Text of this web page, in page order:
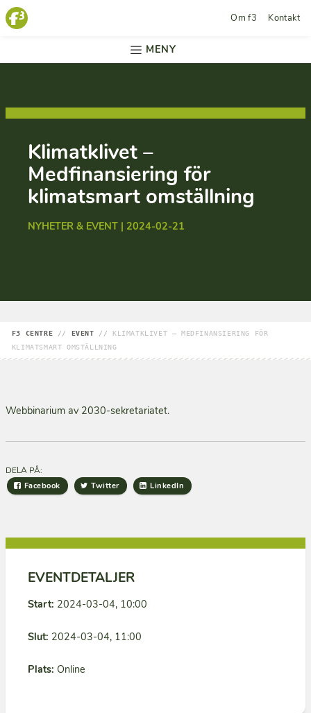
Om f3 Kontakt
MENY
Klimatklivet –
Medfinansiering för
klimatsmart omställning
NYHETER & EVENT | 2024-02-21
F3 CENTRE // EVENT // KLIMATKLIVET – MEDFINANSIERING FÖR
KLIMATSMART OMSTÄLLNING
Webbinarium av 2030-sekretariatet.
DELA PÅ:
Facebook Twitter LinkedIn
EVENTDETALJER
Start: 2024-03-04, 10:00
Slut: 2024-03-04, 11:00
Plats: Online